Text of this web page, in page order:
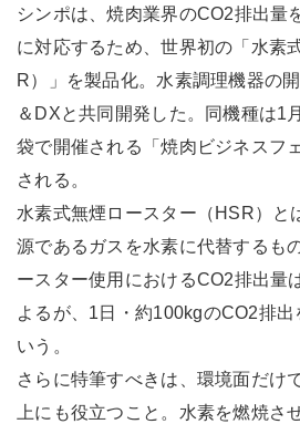
シンポは、焼肉業界のCO2排出量
に対応するため、世界初の「水素
R）」を製品化。水素調理機器の
＆DXと共同開発した。同機種は1
袋で開催される「焼肉ビジネスフ
される。
水素式無煙ロースター（HSR）と
源であるガスを水素に代替するも
ースター使用におけるCO2排出量
よるが、1日・約100kgのCO2排
いう。
さらに特筆すべきは、環境面だけ
上にも役立つこと。水素を燃焼さ